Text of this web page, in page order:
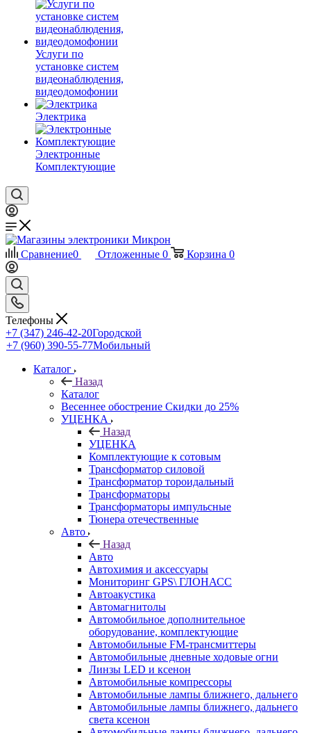
Услуги по
установке систем
видеонаблюдения,
видеодомофонии
Электрика
Электронные
Комплектующие
Сравнение0 Отложенные 0 Корзина 0
Телефоны
+7 (347) 246-42-20Городской
+7 (960) 390-55-77Мобильный
Каталог
Назад
Каталог
Весеннее обострение Скидки до 25%
УЦЕНКА
Назад
УЦЕНКА
Комплектующие к сотовым
Трансформатор силовой
Трансформатор тороидальный
Трансформаторы
Трансформаторы импульсные
Тюнера отечественные
Авто
Назад
Авто
Автохимия и аксессуары
Мониторинг GPS\ ГЛОНАСС
Автоакустика
Автомагнитолы
Автомобильное дополнительное
оборудование, комплектующие
Автомобильные FM-трансмиттеры
Автомобильные дневные ходовые огни
Линзы LED и ксенон
Автомобильные компрессоры
Автомобильные лампы ближнего, дальнего
Автомобильные лампы ближнего, дальнего
света ксенон